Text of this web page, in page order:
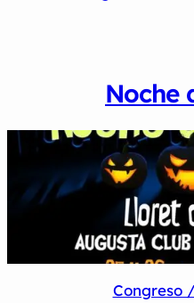
Noche
Congreso